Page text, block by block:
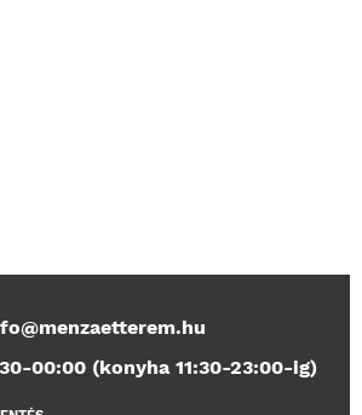
00:00 (konyha 11:30-23:00-ig)